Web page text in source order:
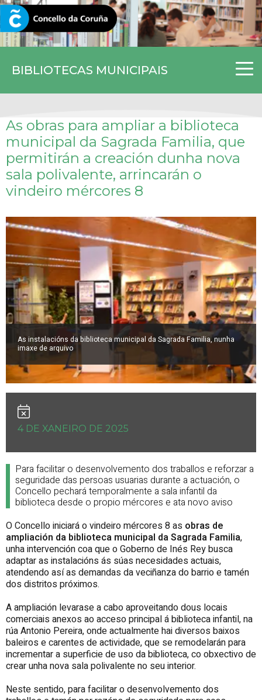
BIBLIOTECAS MUNICIPAIS
CORUNA.GAL
As obras para ampliar a biblioteca
municipal da Sagrada Familia, que
permitirán a creación dunha nova
sala polivalente, arrincarán o
vindeiro mércores 8
As instalacións da biblioteca municipal da Sagrada Familia, nunha
imaxe de arquivo
4 DE XANEIRO DE 2025
Para facilitar o desenvolvemento dos traballos e reforzar a
seguridade das persoas usuarias durante a actuación, o
Concello pechará temporalmente a sala infantil da
biblioteca desde o propio mércores e ata novo aviso
O Concello iniciará o vindeiro mércores 8 as obras de
ampliación da biblioteca municipal da Sagrada Familia,
unha intervención coa que o Goberno de Inés Rey busca
adaptar as instalacións ás súas necesidades actuais,
atendendo así as demandas da veciñanza do barrio e tamén
dos distritos próximos.
A ampliación levarase a cabo aproveitando dous locais
comerciais anexos ao acceso principal á biblioteca infantil, na
rúa Antonio Pereira, onde actualmente hai diversos baixos
baleiros e carentes de actividade, que se remodelarán para
incrementar a superficie de uso da biblioteca, co obxectivo de
crear unha nova sala polivalente no seu interior.
Neste sentido, para facilitar o desenvolvemento dos